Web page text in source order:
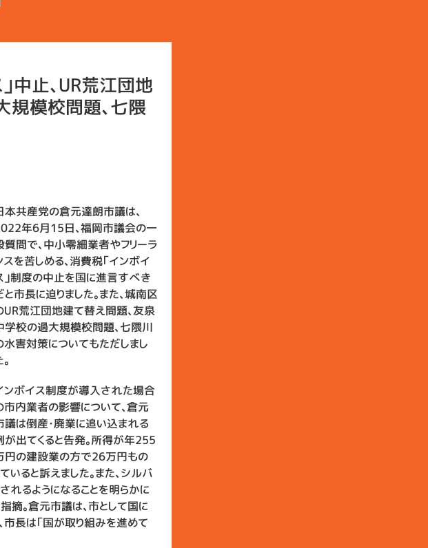
中止、UR荒江団地
規模校問題、七隈
本共産党の倉元達朗市議は、
年6月15日、福岡市議会の一
質問で、中小零細業者やフリーラ
スを苦しめる、消費税「インボイ
」制度の中止を国に進言すべき
と市長に迫りました。また、城南区
UR荒江団地建て替え問題、友泉
学校の過大規模校問題、七隈川
水害対策についてもただしまし
ンボイス制度が導入された場合
市内業者の影響について、倉元
議は倒産・廃業に追い込まれる
が出てくると告発。所得が年255
円の建設業の方で26万円もの
ると訴えました。また、シルバ
るようになることを明らかに
摘。倉元市議は、市として国に
長は「国が取り組みを進めて